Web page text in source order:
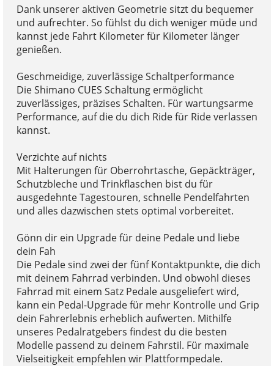
Dank unserer aktiven Geometrie sitzt du bequemer
und aufrechter. So fühlst du dich weniger müde und
kannst jede Fahrt Kilometer für Kilometer länger
genießen.
Geschmeidige, zuverlässige Schaltperformance
Die Shimano CUES Schaltung ermöglicht
zuverlässiges, präzises Schalten. Für wartungsarme
Performance, auf die du dich Ride für Ride verlassen
kannst.
Verzichte auf nichts
Mit Halterungen für Oberrohrtasche, Gepäckträger,
Schutzbleche und Trinkflaschen bist du für
ausgedehnte Tagestouren, schnelle Pendelfahrten
und alles dazwischen stets optimal vorbereitet.
Gönn dir ein Upgrade für deine Pedale und liebe
dein Fah
Die Pedale sind zwei der fünf Kontaktpunkte, die dich
mit deinem Fahrrad verbinden. Und obwohl dieses
Fahrrad mit einem Satz Pedale ausgeliefert wird,
kann ein Pedal-Upgrade für mehr Kontrolle und Grip
dein Fahrerlebnis erheblich aufwerten. Mithilfe
unseres Pedalratgebers findest du die besten
Modelle passend zu deinem Fahrstil. Für maximale
Vielseitigkeit empfehlen wir Plattformpedale.